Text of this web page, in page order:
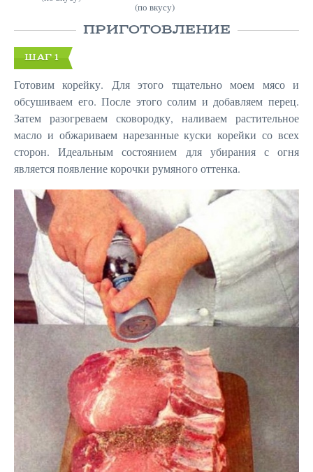
(по вкусу)
ПРИГОТОВЛЕНИЕ
ШАГ 1
Готовим корейку. Для этого тщательно моем мясо и
обсушиваем его. После этого солим и добавляем перец.
Затем разогреваем сковородку, наливаем растительное
масло и обжариваем нарезанные куски корейки со всех
сторон. Идеальным состоянием для убирания с огня
является появление корочки румяного оттенка.